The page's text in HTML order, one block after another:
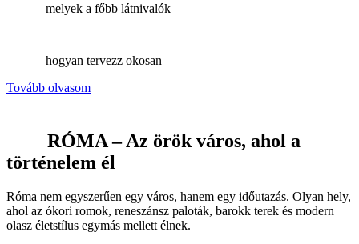
melyek a főbb látnivalók
hogyan tervezz okosan
Tovább olvasom
RÓMA – Az örök város, ahol a
történelem él
Róma nem egyszerűen egy város, hanem egy időutazás. Olyan hely,
ahol az ókori romok, reneszánsz paloták, barokk terek és modern
olasz életstílus egymás mellett élnek.